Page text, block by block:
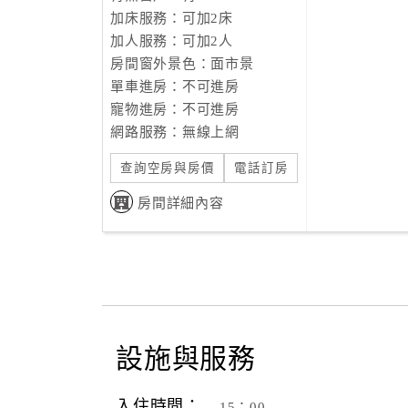
加床服務：可加2床
加人服務：可加2人
房間窗外景色：面市景
單車進房：不可進房
寵物進房：不可進房
網路服務：無線上網
查詢空房與房價 電話訂房
房間詳細內容
設施與服務